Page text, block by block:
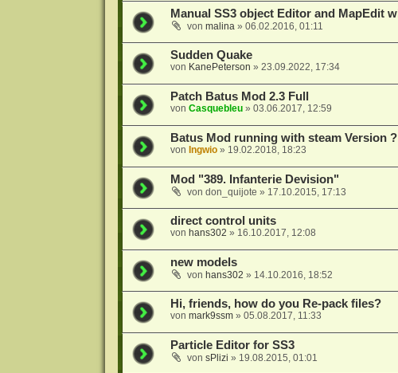
Manual SS3 object Editor and MapEdit
von malina» 06.02.2016, 01:11
Sudden Quake
von KanePeterson » 23.09.2022, 17:34
Patch Batus Mod 2.3 Full
von Casquebleu» 03.06.2017, 12:59
Batus Mod running with steam Version ?
von Ingwio» 19.02.2018, 18:23
Mod "389. Infanterie Devision"
von don_quijote » 17.10.2015, 17:13
direct control units
von hans302 » 16.10.2017, 12:08
new models
von hans302 » 14.10.2016, 18:52
Hi, friends, how do you Re-pack files?
von mark9ssm» 05.08.2017, 11:33
Particle Editor for SS3
von sPlizi » 19.08.2015, 01:01